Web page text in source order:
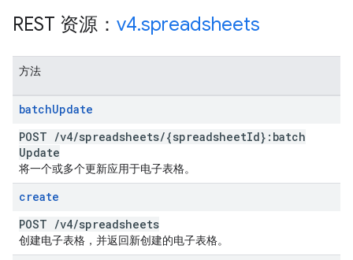
REST 资源： v4.spreadsheets
方法
batchUpdate
POST /v4/spreadsheets/{spreadsheetId}:batch
Update
将一个或多个更新应用于电子表格。
create
POST /v4/spreadsheets
创建电子表格，并返回新创建的电子表格。